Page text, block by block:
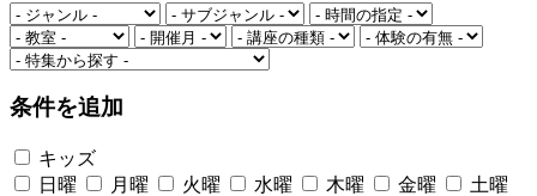
条件を追加
キッズ
日曜
月曜 火曜 水曜 木曜 金曜 土曜